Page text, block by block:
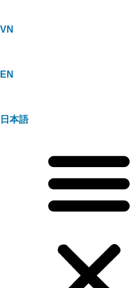
VN
EN
日本語